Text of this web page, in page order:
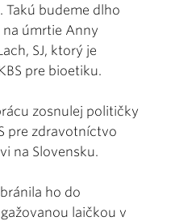
Takú budeme dlho
na úmrtie Anny
SJ, ktorý je
pre bioetiku.
zosnulej političky
pre zdravotníctvo
na Slovensku.
ho do
laičkou v